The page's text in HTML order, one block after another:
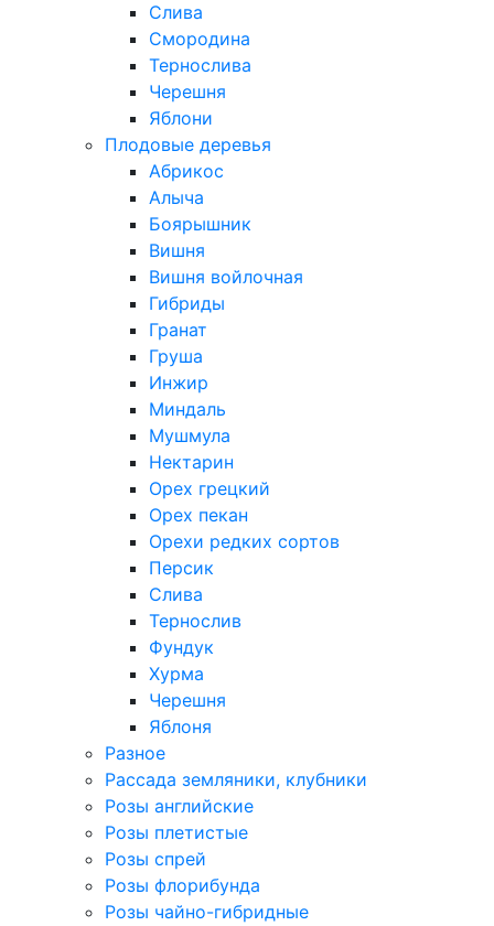
Слива
Смородина
Тернослива
Черешня
Яблони
Плодовые деревья
Абрикос
Алыча
Боярышник
Вишня
Вишня войлочная
Гибриды
Гранат
Груша
Инжир
Миндаль
Мушмула
Нектарин
Орех грецкий
Орех пекан
Орехи редких сортов
Персик
Слива
Тернослив
Фундук
Хурма
Черешня
Яблоня
Разное
Рассада земляники, клубники
Розы английские
Розы плетистые
Розы спрей
Розы флорибунда
Розы чайно-гибридные